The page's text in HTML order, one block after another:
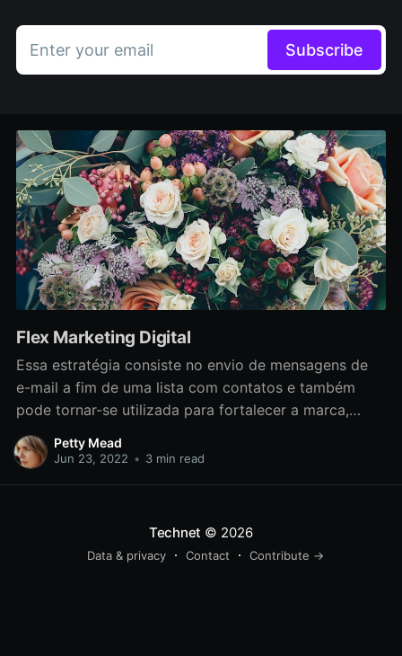
Enter your email Subscribe
Flex Marketing Digital
Essa estratégia consiste no envio de mensagens de
e-mail a fim de uma lista com contatos e também
pode tornar-se utilizada para fortalecer a marca,
divulgar produtos e serviços, se comunicar com
potenciais clientes e comercializar. Além disso, o site
Petty Mead
Jun 23, 2022 • 3 min read
Technet © 2026
Data & privacy Contact Contribute →